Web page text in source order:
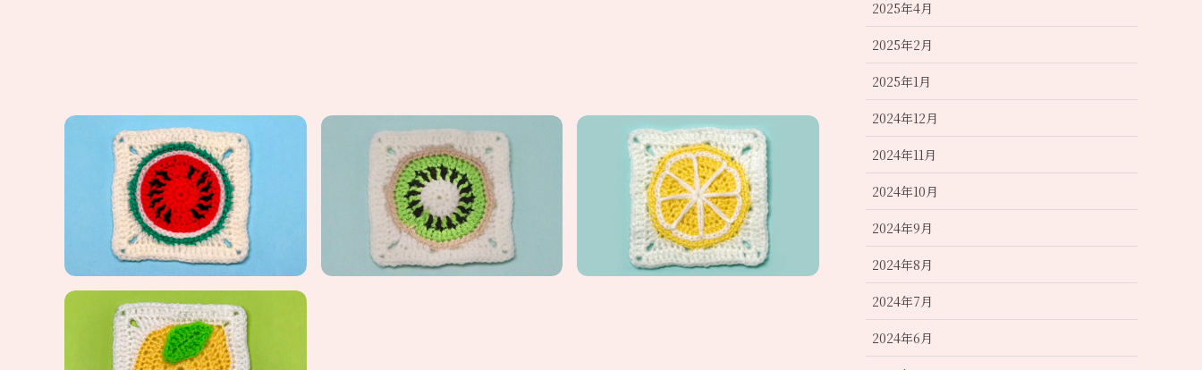
2025年4月
2025年2月
2025年1月
2024年12月
2024年11月
2024年10月
2024年9月
2024年8月
2024年7月
2024年6月